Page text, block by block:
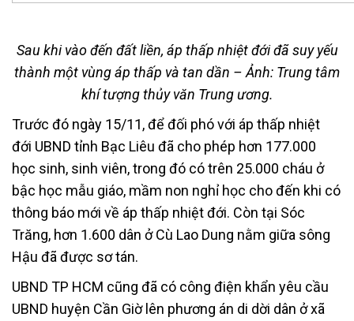
Sau khi vào đến đất liền, áp thấp nhiệt đới đã suy yếu
thành một vùng áp thấp và tan dần – Ảnh: Trung tâm
khí tượng thủy văn Trung ương.
Trước đó ngày 15/11, để đối phó với áp thấp nhiệt
đới UBND tỉnh Bạc Liêu đã cho phép hơn 177.000
học sinh, sinh viên, trong đó có trên 25.000 cháu ở
bậc học mẫu giáo, mầm non nghỉ học cho đến khi có
thông báo mới về áp thấp nhiệt đới. Còn tại Sóc
Trăng, hơn 1.600 dân ở Cù Lao Dung nằm giữa sông
Hậu đã được sơ tán.
UBND TP HCM cũng đã có công điện khẩn yêu cầu
UBND huyện Cần Giờ lên phương án di dời dân ở xã